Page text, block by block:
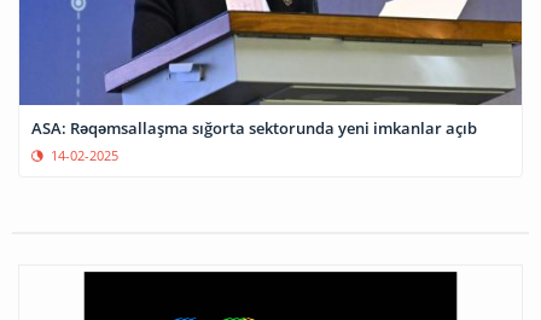
ASA: Rəqəmsallaşma sığorta sektorunda yeni imkanlar açıb
14-02-2025